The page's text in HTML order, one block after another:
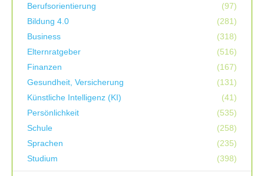
Berufsorientierung
(97)
Bildung 4.0
(281)
Business
(318)
Elternratgeber
(516)
Finanzen
(167)
Gesundheit, Versicherung
(131)
Künstliche Intelligenz (KI)
(41)
Persönlichkeit
(535)
Schule
(258)
Sprachen
(235)
Studium
(398)